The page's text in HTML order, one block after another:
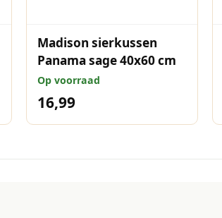
Madison sierkussen
Panama sage 40x60 cm
Op voorraad
16,99